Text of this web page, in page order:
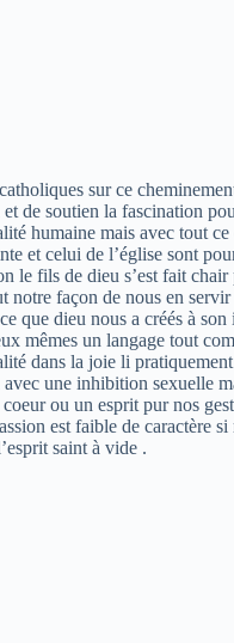
sur ce
de soutien la fascination
humaine mais avec tout
et celui de l’église sont
le fils de dieu s’est fait
façon de nous en servir
dieu nous a créés à son
mêmes un langage tout
dans la joie li
une inhibition sexuelle
ou un esprit pur nos
est faible de caractère
saint à vide .